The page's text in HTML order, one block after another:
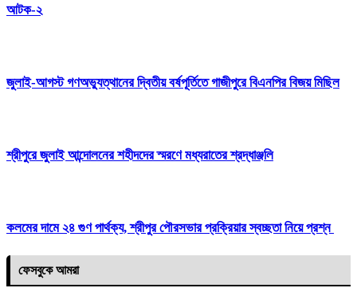
আটক-২
জুলাই-আগস্ট গণঅভ্যুত্থানের দ্বিতীয় বর্ষপূর্তিতে গাজীপুরে বিএনপির বিজয় মিছিল
শ্রীপুরে জুলাই আন্দোলনের শহীদদের স্মরণে মধ্যরাতের শ্রদ্ধাঞ্জলি
কলমের দামে ২৪ গুণ পার্থক্য, শ্রীপুর পৌরসভার প্রক্রিয়ার স্বচ্ছতা নিয়ে প্রশ্ন
ফেসবুকে আমরা